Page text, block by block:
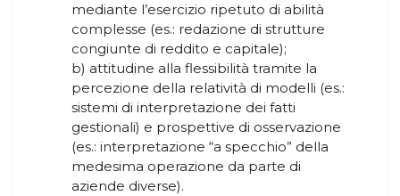
mediante l’esercizio ripetuto di abilità
complesse (es.: redazione di strutture
congiunte di reddito e capitale);
b) attitudine alla flessibilità tramite la
percezione della relatività di modelli (es.:
sistemi di interpretazione dei fatti
gestionali) e prospettive di osservazione
(es.: interpretazione “a specchio” della
medesima operazione da parte di
aziende diverse).